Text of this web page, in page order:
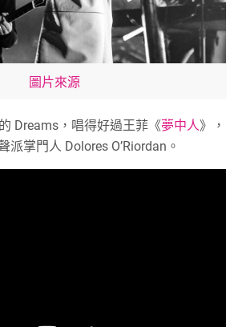
圖片來源
Dreams，唱得好過王菲《夢中人》，
派掌門人 Dolores O’Riordan。